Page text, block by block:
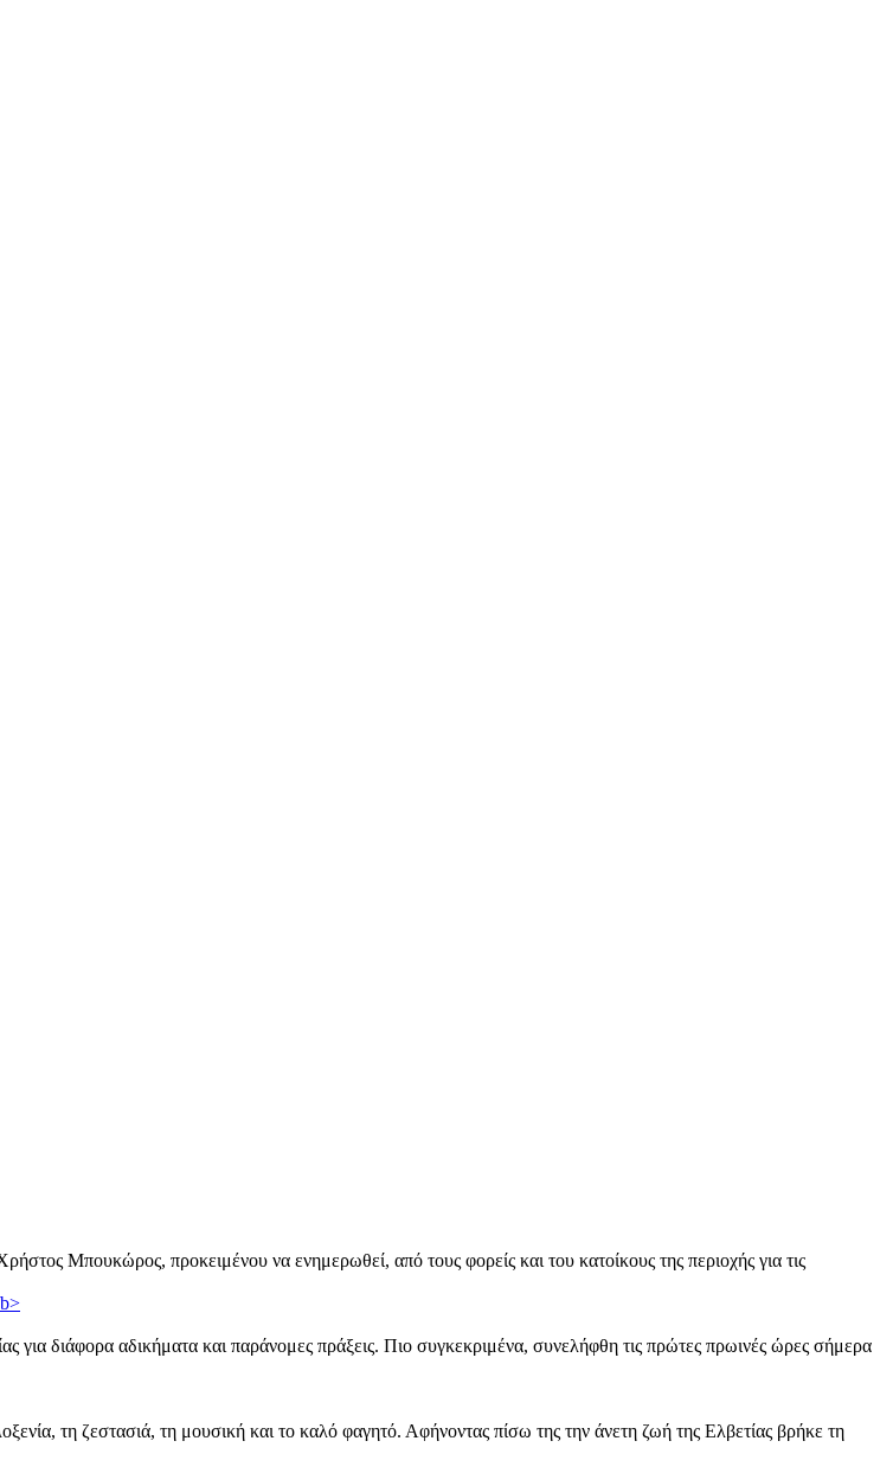
Μπουκώρος, προκειμένου να ενημερωθεί, από τους φορείς και του κατοίκους της περιοχής για τις
για διάφορα αδικήματα και παράνομες πράξεις. Πιο συγκεκριμένα, συνελήφθη τις πρώτες πρωινές ώρες σήμερα
τη ζεστασιά, τη μουσική και το καλό φαγητό. Αφήνοντας πίσω της την άνετη ζωή της Ελβετίας βρήκε τη